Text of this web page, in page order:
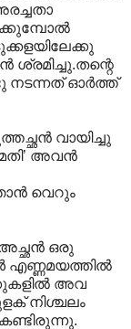
ശ്രമിച്ചു.തന്റെ
നടന്നത് ഓർത്ത്
വായിച്ചു
മതി’ അവൻ
വെറും
ഒരു
എണ്ണമയത്തിൽ
അവ
നിശ്ചലം